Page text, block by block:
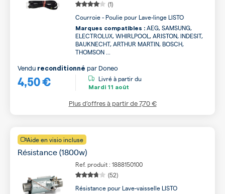
(1)
Courroie - Poulie pour Lave-linge LISTO
Marques compatibles : AEG, SAMSUNG,
ELECTROLUX, WHIRLPOOL, ARISTON, INDESIT,
BAUKNECHT, ARTHUR MARTIN, BOSCH,
THOMSON ...
4,50 €
Vendu reconditionné par Doneo
Livré à partir du
Mardi 11 août
Plus d’offres à partir de7,70 €
Aide en visio incluse
Résistance (1800w)
Ref. produit : 1888150100
(52)
Résistance pour Lave-vaisselle LISTO